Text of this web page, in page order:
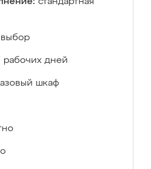
выбор
рабочих дней
шкаф